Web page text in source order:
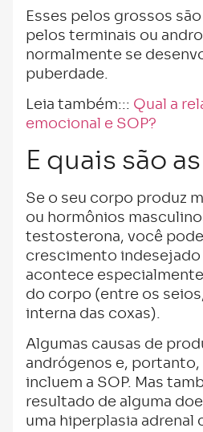
Esses pelos grossos
pelos terminais ou
normalmente se
puberdade.
Leia também::: Qual a
emocional e SOP?
E quais são
Se o seu corpo produz
ou hormônios
testosterona, você
crescimento indesejado
acontece
do corpo (entre os
interna das coxas).
Algumas causas de
andrógenos e,
incluem a SOP. Mas
resultado de alguma
uma hiperplasia adrenal